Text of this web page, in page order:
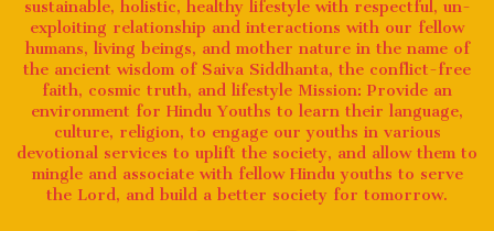
exploiting relationship and interactions with our fellow
humans, living beings, and mother nature in the name of
the ancient wisdom of Saiva Siddhanta, the conflict-free
faith, cosmic truth, and lifestyle Mission: Provide an
environment for Hindu Youths to learn their language,
culture, religion, to engage our youths in various
devotional services to uplift the society, and allow them to
mingle and associate with fellow Hindu youths to serve
the Lord, and build a better society for tomorrow.